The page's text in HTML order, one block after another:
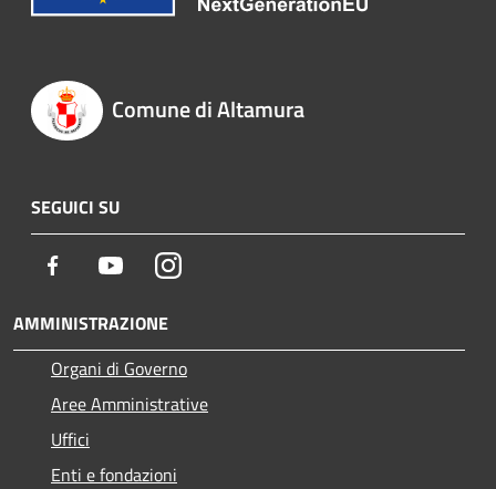
Comune di Altamura
SEGUICI SU
Facebook YoutubeInstagram
AMMINISTRAZIONE
Organi di Governo
Aree Amministrative
Uffici
Enti e fondazioni